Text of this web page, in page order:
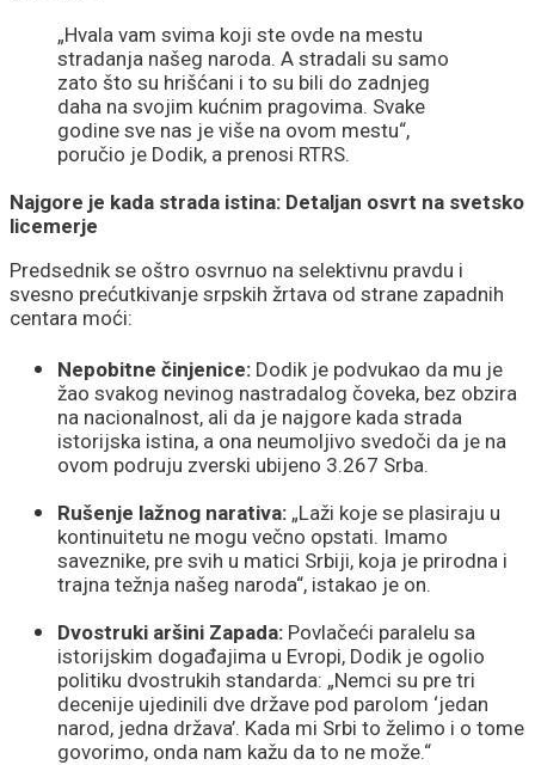
„Hvala vam svima koji ste ovde na mestu
stradanja našeg naroda. A stradali su samo
zato što su hrišćani i to su bili do zadnjeg
daha na svojim kućnim pragovima. Svake
godine sve nas je više na ovom mestu“,
poručio je Dodik, a prenosi RTRS.
Najgore je kada strada istina: Detaljan osvrt na svetsko
licemerje
Predsednik se oštro osvrnuo na selektivnu pravdu i
svesno prećutkivanje srpskih žrtava od strane zapadnih
centara moći:
Nepobitne činjenice: Dodik je podvukao da mu je
žao svakog nevinog nastradalog čoveka, bez obzira
na nacionalnost, ali da je najgore kada strada
istorijska istina, a ona neumoljivo svedoči da je na
ovom podruju zverski ubijeno 3.267 Srba.
Rušenje lažnog narativa: „Laži koje se plasiraju u
kontinuitetu ne mogu večno opstati. Imamo
saveznike, pre svih u matici Srbiji, koja je prirodna i
trajna težnja našeg naroda“, istakao je on.
Dvostruki aršini Zapada: Povlačeći paralelu sa
istorijskim događajima u Evropi, Dodik je ogolio
politiku dvostrukih standarda: „Nemci su pre tri
decenije ujedinili dve države pod parolom ‘jedan
narod, jedna država’. Kada mi Srbi to želimo i o tome
govorimo, onda nam kažu da to ne može.“